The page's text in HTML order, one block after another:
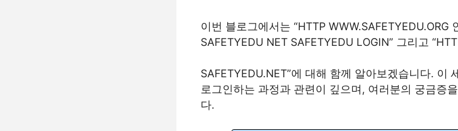
이번 블로그에서는 “HTTP WWW.SAFETYEDU.ORG
SAFETYEDU NET SAFETYEDU LOGIN” 그리고
SAFETYEDU.NET”에 대해 함께 알아보겠습니다. 이
로그인하는 과정과 관련이 깊으며, 여러분의 궁금증
다.